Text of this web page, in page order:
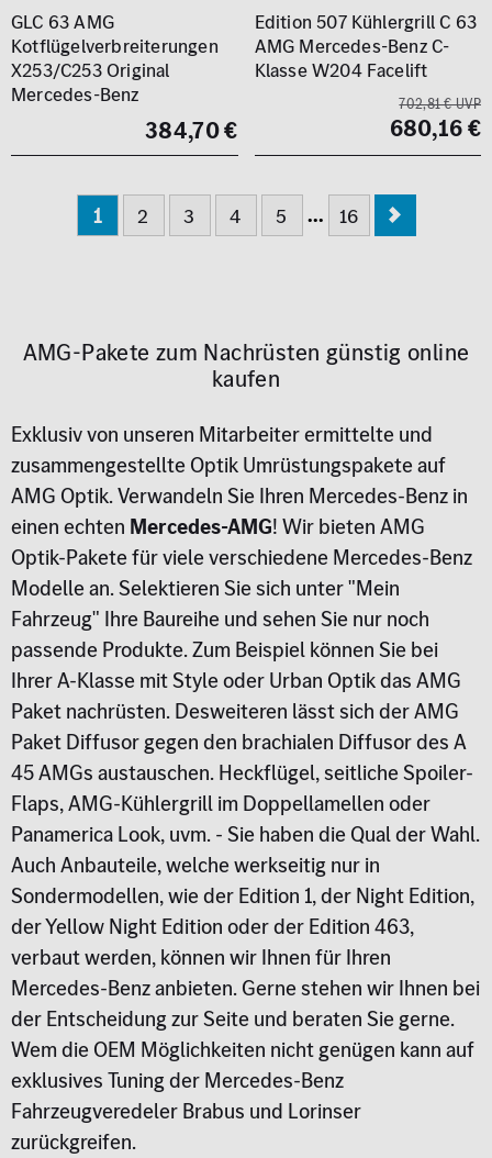
GLC 63 AMG
Kotflügelverbreiterungen
X253/C253 Original
Mercedes-Benz
384,70 €
Edition 507 Kühlergrill C 63
AMG Mercedes-Benz C-
Klasse W204 Facelift
702,81 € UVP
680,16 €
1 2 3 4 5 ... 16
AMG-Pakete zum Nachrüsten günstig online
kaufen
Exklusiv von unseren Mitarbeiter ermittelte und
zusammengestellte Optik Umrüstungspakete auf
AMG Optik. Verwandeln Sie Ihren Mercedes-Benz in
einen echten Mercedes-AMG! Wir bieten AMG
Optik-Pakete für viele verschiedene Mercedes-Benz
Modelle an. Selektieren Sie sich unter "Mein
Fahrzeug" Ihre Baureihe und sehen Sie nur noch
passende Produkte. Zum Beispiel können Sie bei
Ihrer A-Klasse mit Style oder Urban Optik das AMG
Paket nachrüsten. Desweiteren lässt sich der AMG
Paket Diffusor gegen den brachialen Diffusor des A
45 AMGs austauschen. Heckflügel, seitliche Spoiler-
Flaps, AMG-Kühlergrill im Doppellamellen oder
Panamerica Look, uvm. - Sie haben die Qual der Wahl.
Auch Anbauteile, welche werkseitig nur in
Sondermodellen, wie der Edition 1, der Night Edition,
der Yellow Night Edition oder der Edition 463,
verbaut werden, können wir Ihnen für Ihren
Mercedes-Benz anbieten. Gerne stehen wir Ihnen bei
der Entscheidung zur Seite und beraten Sie gerne.
Wem die OEM Möglichkeiten nicht genügen kann auf
exklusives Tuning der Mercedes-Benz
Fahrzeugveredeler Brabus und Lorinser
zurückgreifen.